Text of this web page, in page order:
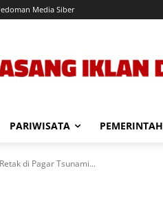
Media Siber
PARIWISATA PEMERINTAH
di Pagar Tsunami...